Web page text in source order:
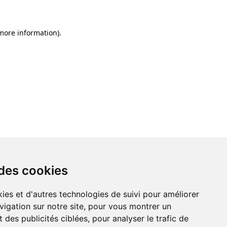
cookies
et d'autres technologies de suivi pour améliorer
sur notre site, pour vous montrer un
des publicités ciblées, pour analyser le trafic de
information).